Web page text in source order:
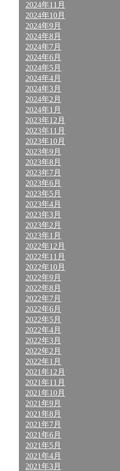
2024年11月
2024年10月
2024年9月
2024年8月
2024年7月
2024年6月
2024年5月
2024年4月
2024年3月
2024年2月
2024年1月
2023年12月
2023年11月
2023年10月
2023年9月
2023年8月
2023年7月
2023年6月
2023年5月
2023年4月
2023年3月
2023年2月
2023年1月
2022年12月
2022年11月
2022年10月
2022年9月
2022年8月
2022年7月
2022年6月
2022年5月
2022年4月
2022年3月
2022年2月
2022年1月
2021年12月
2021年11月
2021年10月
2021年9月
2021年8月
2021年7月
2021年6月
2021年5月
2021年4月
2021年3月